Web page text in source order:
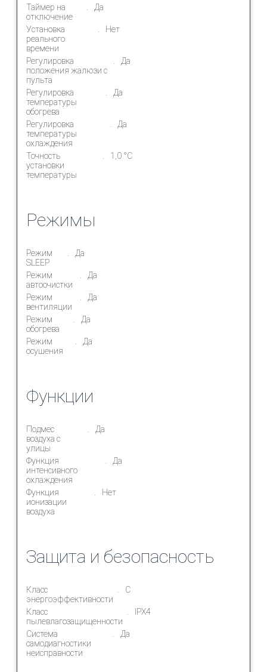
Таймер на
отключение
Да
Установка
реального
времени
Нет
Регулировка
положения жалюзи с
пульта
Да
Регулировка
температуры
обогрева
Да
Регулировка
температуры
охлаждения
Да
Точность
установки
температуры
1,0 °С
Режимы
Режим
SLEEP
Да
Режим
автоочистки
Да
Режим
вентиляции
Да
Режим
обогрева
Да
Режим
осушения
Да
Функции
Подмес
воздуха с
улицы
Да
Функция
интенсивного
охлаждения
Да
Функция
ионизации
воздуха
Нет
Защита и безопасность
Класс
энергоэффективности
C
Класс
пылевлагозащищенности
IPX4
Система
самодиагностики
неисправности
Да